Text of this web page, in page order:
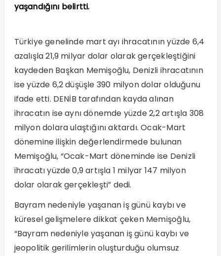
yaşandığını belirtti.
Türkiye genelinde mart ayı ihracatının yüzde 6,4
azalışla 21,9 milyar dolar olarak gerçekleştiğini
kaydeden Başkan Memişoğlu, Denizli ihracatının
ise yüzde 6,2 düşüşle 390 milyon dolar olduğunu
ifade etti. DENİB tarafından kayda alınan
ihracatın ise aynı dönemde yüzde 2,2 artışla 308
milyon dolara ulaştığını aktardı. Ocak-Mart
dönemine ilişkin değerlendirmede bulunan
Memişoğlu, “Ocak-Mart döneminde ise Denizli
ihracatı yüzde 0,9 artışla 1 milyar 147 milyon
dolar olarak gerçekleşti” dedi.
Bayram nedeniyle yaşanan iş günü kaybı ve
küresel gelişmelere dikkat çeken Memişoğlu,
“Bayram nedeniyle yaşanan iş günü kaybı ve
jeopolitik gerilimlerin oluşturduğu olumsuz